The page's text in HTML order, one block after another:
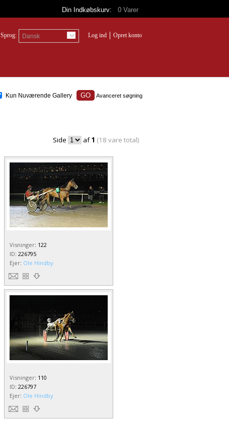
Din Indkøbskurv: 0 Varer
Dansk
Sprog: Log ind Opret konto
Kun Nuværende Gallery Avanceret søgning
Side af1 (18 vare total)
Visninger: 122
ID: 226795
Ejer: Ole Hindby
Visninger: 110
ID: 226797
Ejer: Ole Hindby